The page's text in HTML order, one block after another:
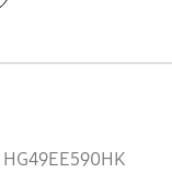
HG49EE590HK